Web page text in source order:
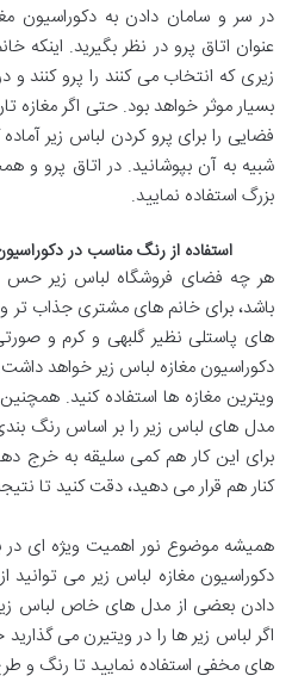
در سر و سامان دادن به دكوراسيون
عنوان اتاق پرو در نظر بگیرید. اینکه
زیری که انتخاب می کنند را پرو کنند و
بسیار موثر خواهد بود. حتی اگر
فضایی را برای پرو کردن لباس زیر
شبیه به آن بپوشانید. در اتاق پرو و
بزرگ استفاده نمایید.
استفاده از رنگ مناسب در
هر چه فضای فروشگاه لباس زیر حس
باشد، برای خانم های مشتری جذاب تر
های پاستلی نظیر گلبهی و کرم و
دكوراسيون مغازه لباس زير خواهد
ویترین مغازه ها استفاده کنید.
مدل های لباس زیر را بر اساس رنگ
برای این کار هم کمی سلیقه به خرج
کنار هم قرار می دهید، دقت کنید تا
همیشه موضوع نور اهمیت ویژه ای
دكوراسيون مغازه لباس زير می توانید
دادن بعضی از مدل های خاص لباس
اگر لباس زیر ها را در ویتیرن می گذارید
های مخفی استفاده نمایید تا رنگ و